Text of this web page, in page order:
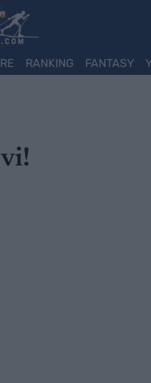
RANKING FANTASY